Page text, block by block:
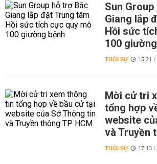
Sun
Giang lắp
Hồi sức
100
THỜI SỰ 15:21 |
Mời cử tri
tổng hợp
website
và Truyền
THỜI SỰ 17:13 |